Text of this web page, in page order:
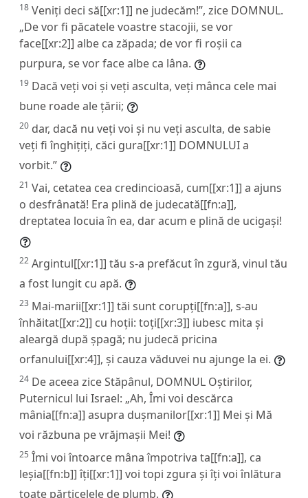
18 Veniți deci să[[xr:1]] ne judecăm!”, zice DOMNUL.
„De vor fi păcatele voastre stacojii, se vor
face[[xr:2]] albe ca zăpada; de vor fi roșii ca
purpura, se vor face albe ca lâna.
19 Dacă veți voi și veți asculta, veți mânca cele mai
bune roade ale țării;
20 dar, dacă nu veți voi și nu veți asculta, de sabie
veți fi înghițiți, căci gura[[xr:1]] DOMNULUI a
vorbit.”
21 Vai, cetatea cea credincioasă, cum[[xr:1]] a ajuns
o desfrânată! Era plină de judecată[[fn:a]],
dreptatea locuia în ea, dar acum e plină de ucigași!
22 Argintul[[xr:1]] tău s-a prefăcut în zgură, vinul tău
a fost lungit cu apă.
23 Mai-marii[[xr:1]] tăi sunt corupți[[fn:a]], s-au
înhăitat[[xr:2]] cu hoții: toți[[xr:3]] iubesc mita și
aleargă după șpagă; nu judecă pricina
orfanului[[xr:4]], și cauza văduvei nu ajunge la ei.
24 De aceea zice Stăpânul, DOMNUL Oștirilor,
Puternicul lui Israel: „Ah, Îmi voi descărca
mânia[[fn:a]] asupra dușmanilor[[xr:1]] Mei și Mă
voi răzbuna pe vrăjmașii Mei!
25 Îmi voi întoarce mâna împotriva ta[[fn:a]], ca
leșia[[fn:b]] îți[[xr:1]] voi topi zgura și îți voi înlătura
toate părticelele de plumb.